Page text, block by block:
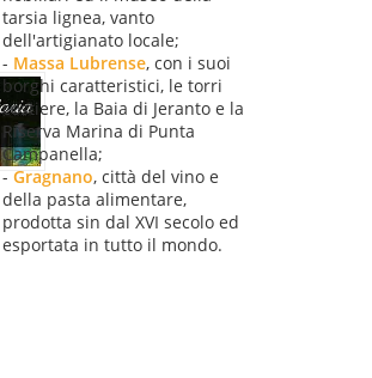
tarsia lignea, vanto
dell'artigianato locale;
- Massa Lubrense, con i suoi
borghi caratteristici, le torri
costiere, la Baia di Jeranto e la
Riserva Marina di Punta
Campanella;
- Gragnano, città del vino e
della pasta alimentare,
prodotta sin dal XVI secolo ed
esportata in tutto il mondo.